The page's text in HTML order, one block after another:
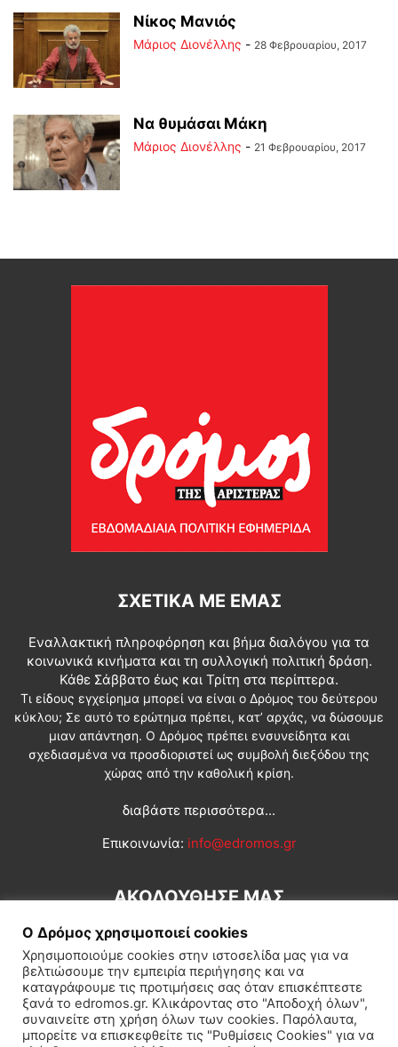
Νίκος Μανιός
Μάριος Διονέλλης - 28 Φεβρουαρίου, 2017
Να θυμάσαι Μάκη
Μάριος Διονέλλης - 21 Φεβρουαρίου, 2017
ΣΧΕΤΙΚΆ ΜΕ ΕΜΆΣ
Εναλλακτική πληροφόρηση και βήμα διαλόγου για τα
κοινωνικά κινήματα και τη συλλογική πολιτική δράση.
Κάθε Σάββατο έως και Τρίτη στα περίπτερα.
Τι είδους εγχείρημα μπορεί να είναι ο Δρόμος του δεύτερου
κύκλου; Σε αυτό το ερώτημα πρέπει, κατ’ αρχάς, να δώσουμε
μιαν απάντηση. Ο Δρόμος πρέπει ενσυνείδητα και
σχεδιασμένα να προσδιοριστεί ως συμβολή διεξόδου της
χώρας από την καθολική κρίση.
διαβάστε περισσότερα...
Επικοινωνία: info@edromos.gr
ΑΚΟΛΟΥΘΗΣΕ ΜΑΣ
Εγγραφή συνδρομητή Πολιτική Διεθνή Κοινωνία
Ο Δρόμος χρησιμοποιεί cookies
Χρησιμοποιούμε cookies στην ιστοσελίδα μας για να
βελτιώσουμε την εμπειρία περιήγησης και να
καταγράφουμε τις προτιμήσεις σας όταν επισκέπτεστε
ξανά το edromos.gr. Κλικάροντας στο "Αποδοχή όλων",
συναινείτε στη χρήση όλων των cookies. Παρόλαυτα,
μπορείτε να επισκεφθείτε τις "Ρυθμίσεις Cookies" για να